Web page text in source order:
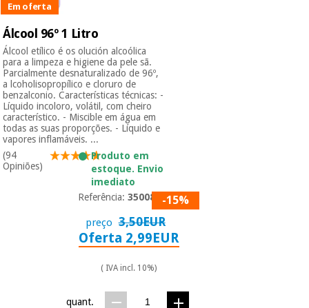
Em oferta
Álcool 96º 1 Litro
Álcool etílico é os olución alcoólica
para a limpeza e higiene da pele sã.
Parcialmente desnaturalizado de 96º,
a lcoholisopropílico e cloruro de
benzalconio. Características técnicas: -
Líquido incoloro, volátil, com cheiro
característico. - Miscible em água em
todas as suas proporções. - Líquido e
vapores inflamáveis. ...
(94
Opiniões)
Produto em
estoque. Envio
imediato
Referência:3500801-15%
preço 3,50EUR
Oferta 2,99EUR
( IVA incl. 10%)
quant.